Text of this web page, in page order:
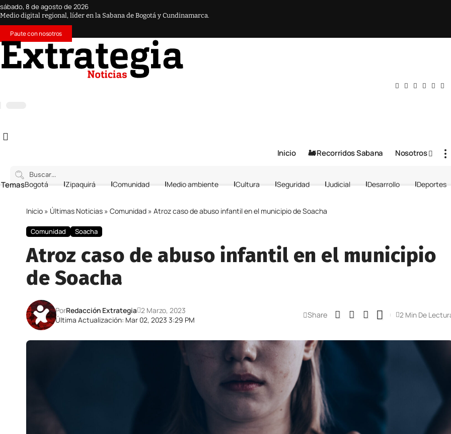
sábado, 8 de agosto de 2026
Medio digital regional, líder en la Sabana de Bogotá y Cundinamarca.
Paute con nosotros
Inicio 🚂 Recorridos Sabana Nosotros
Bogotá Zipaquirá Comunidad Medio ambiente Cultura Seguridad Judicial Desarrollo Deportes
Inicio » Últimas Noticias » Comunidad » Atroz caso de abuso infantil en el municipio de Soacha
Comunidad Soacha
Atroz caso de abuso infantil en el municipio
de Soacha
Última Actualización: Mar 02, 2023 3:29 PM
PorRedacción Extrategia 2 Marzo, 2023 Share 2 Min De